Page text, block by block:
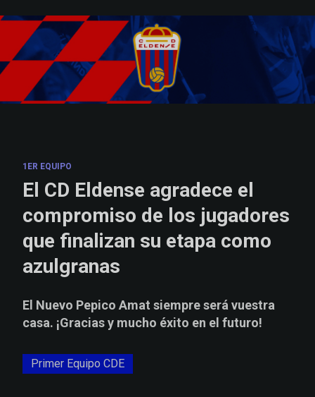
1ER EQUIPO
El CD Eldense agradece el
compromiso de los jugadores
que finalizan su etapa como
azulgranas
El Nuevo Pepico Amat siempre será vuestra
casa. ¡Gracias y mucho éxito en el futuro!
Primer Equipo CDE